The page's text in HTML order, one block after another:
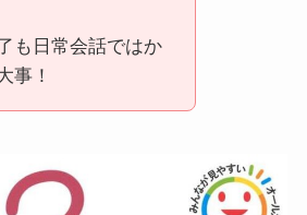
も日常会話ではか
事！